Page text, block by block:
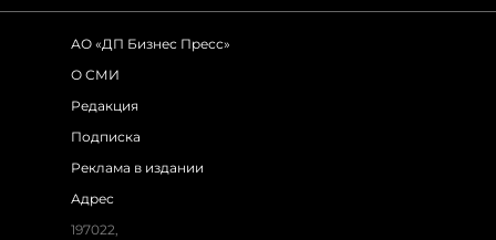
АО «ДП Бизнес Пресс»
О СМИ
Редакция
Подписка
Реклама в издании
Адрес
197022,